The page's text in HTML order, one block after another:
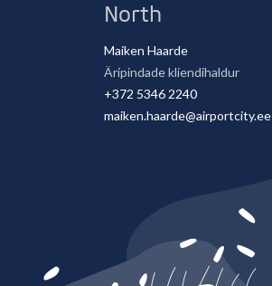
North
Maiken Haarde
Äripindade kliendihaldur
+372 5346 2240
maiken.haarde@airportcity.ee